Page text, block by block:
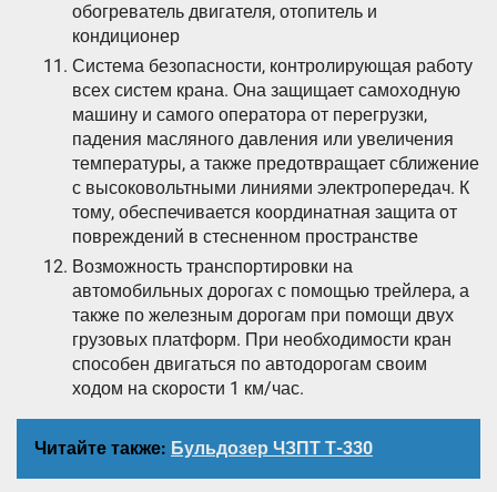
обогреватель двигателя, отопитель и
кондиционер
Система безопасности, контролирующая работу
всех систем крана. Она защищает самоходную
машину и самого оператора от перегрузки,
падения масляного давления или увеличения
температуры, а также предотвращает сближение
с высоковольтными линиями электропередач. К
тому, обеспечивается координатная защита от
повреждений в стесненном пространстве
Возможность транспортировки на
автомобильных дорогах с помощью трейлера, а
также по железным дорогам при помощи двух
грузовых платформ. При необходимости кран
способен двигаться по автодорогам своим
ходом на скорости 1 км/час.
Читайте также: Бульдозер ЧЗПТ Т-330